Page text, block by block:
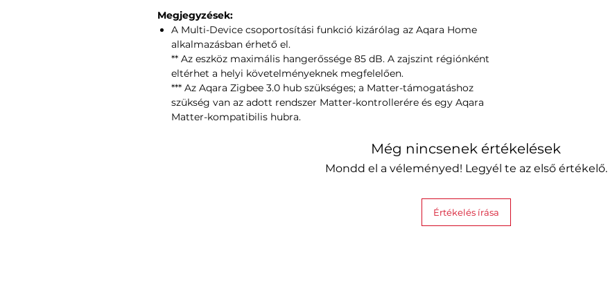
Megjegyzések:
A Multi-Device csoportosítási funkció kizárólag az Aqara Home
alkalmazásban érhető el.
** Az eszköz maximális hangerőssége 85 dB. A zajszint régiónként
eltérhet a helyi követelményeknek megfelelően.
*** Az Aqara Zigbee 3.0 hub szükséges; a Matter-támogatáshoz
szükség van az adott rendszer Matter-kontrollerére és egy Aqara
Matter-kompatibilis hubra.
Még nincsenek értékelések
Mondd el a véleményed! Legyél te az első értékelő.
Értékelés írása